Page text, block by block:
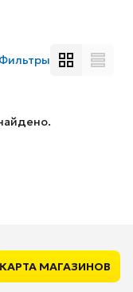
Фильтры
КАРТА МАГАЗИНОВ